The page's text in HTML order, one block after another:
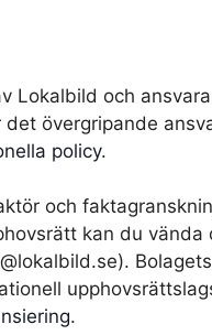
Lokalbild och
övergripande
policy.
och
kan du vända
.